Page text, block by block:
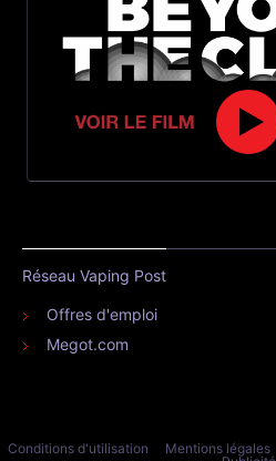
Réseau Vaping Post
Offres d'emploi
Megot.com
Conditions d'utilisation Mentions légales